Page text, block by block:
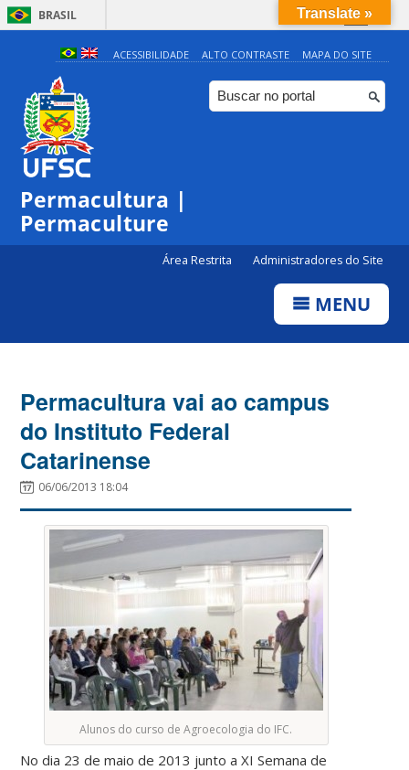
BRASIL
Simplifique!
Comunica BR
Participe
ACESSIBILIDADE ALTO CONTRASTE MAPA DO SITE
Permacultura |
Permaculture
Área Restrita Administradores do Site
MENU
Permacultura vai ao campus
do Instituto Federal
Catarinense
06/06/2013 18:04
Alunos do curso de Agroecologia do IFC.
No dia 23 de maio de 2013 junto a XI Semana de
Translate »